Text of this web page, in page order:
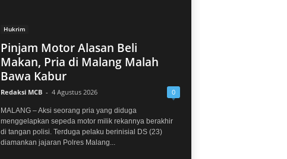
Hukrim
Pinjam Motor Alasan Beli
Makan, Pria di Malang Malah
Bawa Kabur
Redaksi MCB - 4 Agustus 2026 0
MALANG – Aksi seorang pria yang diduga
menggelapkan sepeda motor milik rekannya berakhir
di tangan polisi. Terduga pelaku berinisial DS (23)
diamankan jajaran Polres Malang...